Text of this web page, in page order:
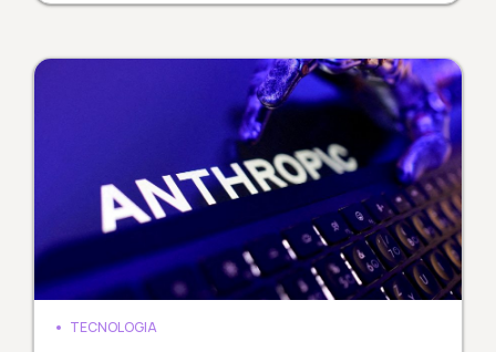
TECNOLOGIA